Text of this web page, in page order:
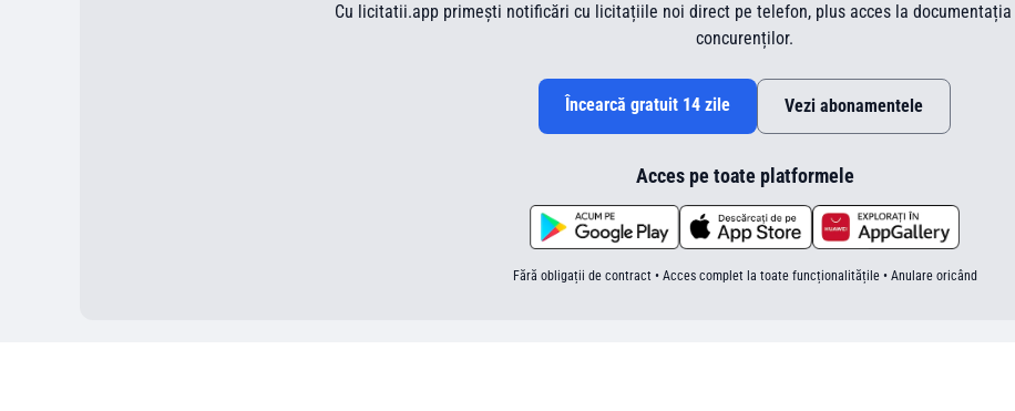
Cu licitatii.app primești notificări cu licitațiile noi direct pe telefon, plus acces la
concurenților.
Încearcă gratuit 14 zile Vezi abonamentele
Acces pe toate platformele
Fără obligații de contract • Acces complet la toate funcționalitățile • Anulare oricând